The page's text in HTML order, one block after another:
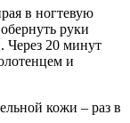
в ногтевую
руки
Через 20 минут
и
кожи – раз в